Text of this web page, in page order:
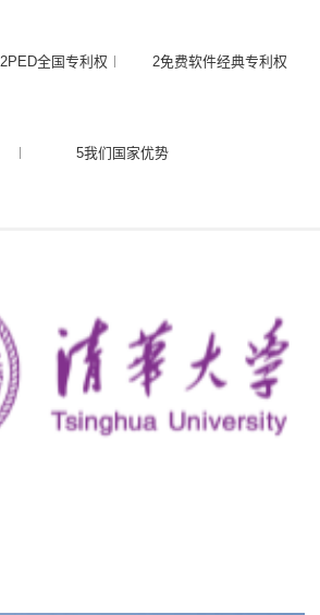
2PED全国专利权 2免费软件经典专利权
5我们国家优势